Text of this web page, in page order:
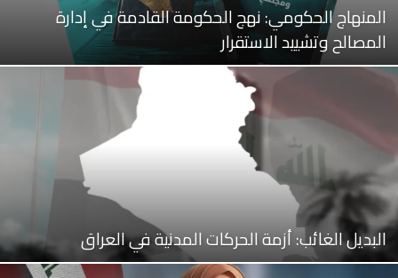
المنهاج الحكومي: نهج الحكومة القادمة في إدارة
المصالح وتشييد الاستقرار
البديل الغائب: أزمة الحركات المدنية في العراق